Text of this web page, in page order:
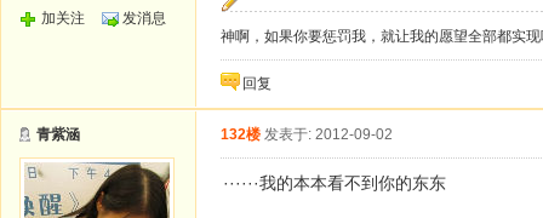
加关注
发消息
神啊，如果你要惩罚我，就让我的愿望全部都实
回复
青紫涵 132楼 发表于: 2012-09-02
······我的本本看不到你的东东